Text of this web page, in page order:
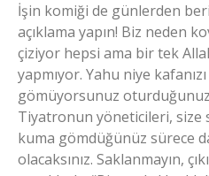
İşin komiği de günlerden
açıklama yapın! Biz neden
çiziyor hepsi ama bir tek
yapmıyor. Yahu niye
gömüyorsunuz
Tiyatronun yöneticileri, size
kuma gömdüğünüz sürece
olacaksınız. Saklanmayın,